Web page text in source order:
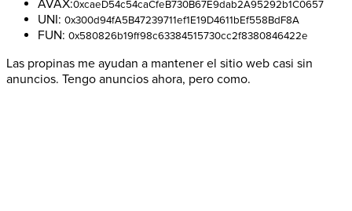
AVAX:0xcaeD54c54caCfeB730B67E9dab2A95292b1C0657
UNI: 0x300d94fA5B47239711ef1E19D4611bEf558BdF8A
FUN: 0x580826b19ff98c63384515730cc2f8380846422e
Las propinas me ayudan a mantener el sitio web casi sin
anuncios. Tengo anuncios ahora, pero como.